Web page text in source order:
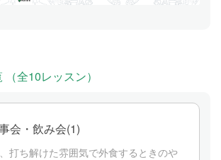
全10レッスン）
会・飲み会(1)
打ち解けた雰囲気で外食するときのや